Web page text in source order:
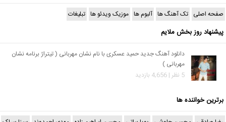
صفحه اصلی تک آهنگ ها آلبوم ها موزیک ویدئو ها تبلیغات
پیشنهاد روز بخش ملایم
دانلود آهنگ جدید حمید عسکری با نام نشان مهربانی ( تیتراژ برنامه نشان
مهربانی )
5 نظر | 4,656 بازدید
برترین خواننده ها